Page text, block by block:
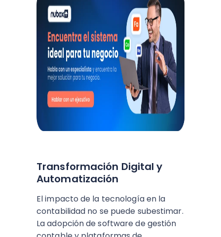
Transformación Digital y
Automatización
El impacto de la tecnología en la
contabilidad no se puede subestimar.
La adopción de software de gestión